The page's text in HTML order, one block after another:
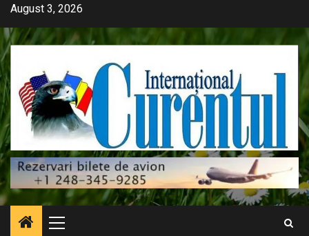
Skip
content
August 3, 2026
Primary